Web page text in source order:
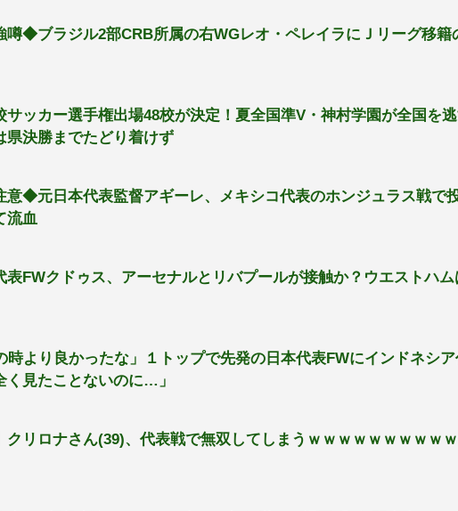
◆ブラジル2部CRB所属の右WGレオ・ペレイラにＪリーグ移籍
サッカー選手権出場48校が決定！夏全国準V・神村学園が全国を
県決勝までたどり着けず
◆元日本代表監督アギーレ、メキシコ代表のホンジュラス戦で
流血
表FWクドゥス、アーセナルとリバプールが接触か？ウエストハ
時より良かったな」１トップで先発の日本代表FWにインドネシ
く見たことないのに…」
クリロナさん(39)、代表戦で無双してしまうｗｗｗｗｗｗｗｗｗｗ